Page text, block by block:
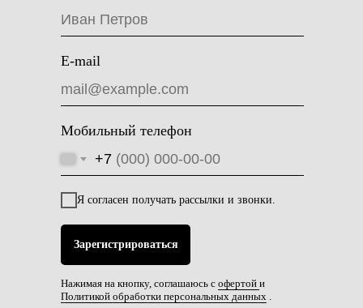
E-mail
Мобильный телефон
+7
Я согласен получать рассылки и звонки.
Зарегистрироваться
Нажимая на кнопку, соглашаюсь с офертой и
Политикой обработки персональных данных .
Мы на связи
Наталья Дайнеко
менеджер образовательных программ
+7 (991) 222-10-69
school@changellenge.com